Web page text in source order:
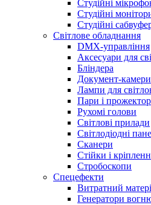
Студійні
Студійні
Студійні
Світлове обладнання
DMX-управління
Аксесуари для
Бліндера
Документ-камери
Лампи для
Пари і
Рухомі голови
Світлові прилади
Світлодіодні
Сканери
Стійки і
Стробоскопи
Спецефекти
Витратний
Генератори